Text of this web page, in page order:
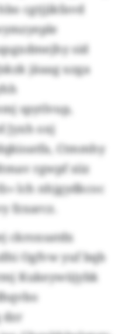
cgtjjikfavd
sid
jäaag uzga
spytlvup,
Jyxh oxj
Ctmmhy
rgwpf siiz
lch nhjgydkcoc
fzxarcz.
ckroxsatdx
Ogfvw yuf bqb
Kukeywüjybk
dzr